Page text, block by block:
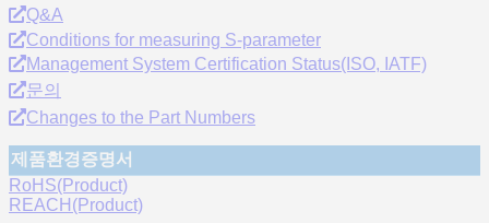
Q&A
Conditions for measuring S-parameter
Management System Certification Status(ISO, IATF)
문의
Changes to the Part Numbers
제품환경증명서
RoHS(Product)
REACH(Product)